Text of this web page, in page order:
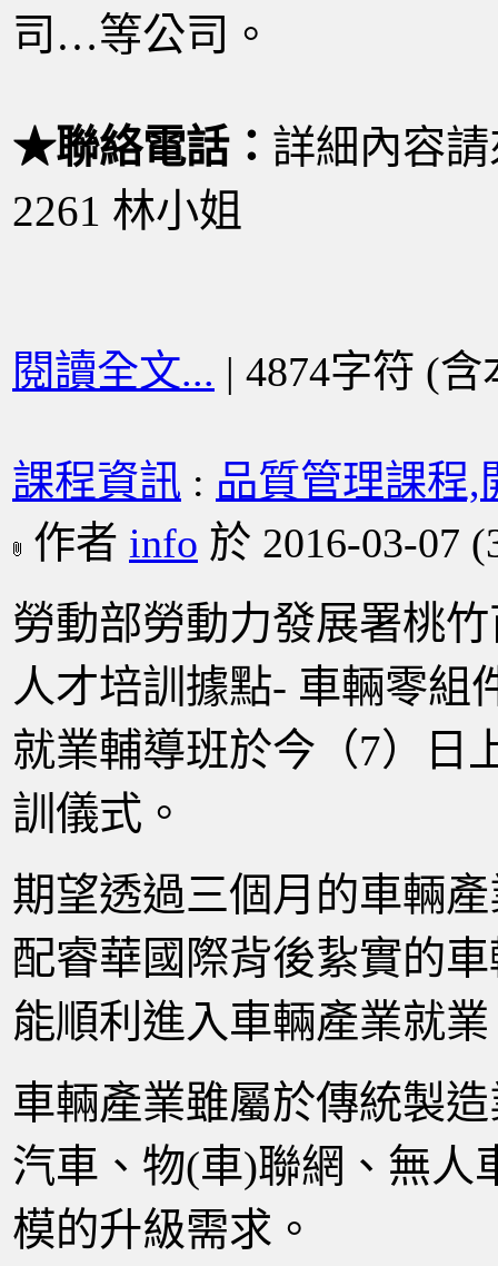
司…等公司。
★聯絡電話： 詳細內容
2261 林小姐
閱讀全文... | 4874字符 (含
課程資訊 : 品質管理課程,
作者 info 於 2016-03-07 (
勞動部勞動力發展署桃
人才培訓據點- 車輛零組
就業輔導班於今（7）日
訓儀式 。
期望透過三個月的車輛
配睿華國際背後紥實的
能順利進入車輛產業就業
車輛產業雖屬於傳統製
汽車、物(車)聯網、無人
模的升級需求 。